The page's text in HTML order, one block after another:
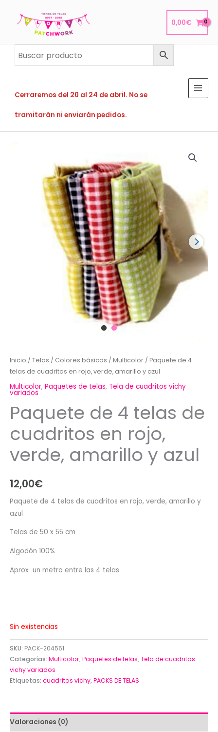
0,00€
Cerraremos del 20 al 24 de abril. No se
tramitarán ni enviarán pedidos.
Inicio / Telas / Colores básicos / Multicolor / Paquete de 4
telas de cuadritos en rojo, verde, amarillo y azul
Multicolor, Paquetes de telas, Tela de cuadritos vichy
variados
Paquete de 4 telas de
cuadritos en rojo,
verde, amarillo y azul
12,00€
Paquete de 4 telas de cuadritos en rojo, verde, amarillo y
azul
Telas de 50 x 55 cm
Algodón 100%
Aprox un metro entre las 4 telas
Sin existencias
SKU: PACK-204561
Categorías: Multicolor,Paquetes de telas,Tela de cuadritos
vichy variados
Etiquetas: cuadritos vichy,PACKS DE TELAS
Valoraciones (0)